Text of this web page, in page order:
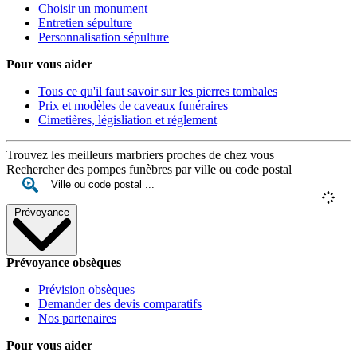
Choisir un monument
Entretien sépulture
Personnalisation sépulture
Pour vous aider
Tous ce qu'il faut savoir sur les pierres tombales
Prix et modèles de caveaux funéraires
Cimetières, législiation et réglement
Trouvez les meilleurs marbriers proches de chez vous
Rechercher des pompes funèbres par ville ou code postal
Prévoyance
Prévoyance obsèques
Prévision obsèques
Demander des devis comparatifs
Nos partenaires
Pour vous aider